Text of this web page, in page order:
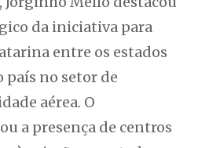
da iniciativa para
entre os estados
país no setor de
aérea. O
a presença de centros